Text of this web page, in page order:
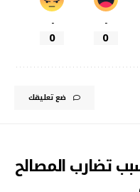
-
0
-
0
ضع تعليقك
تضارب المصالح